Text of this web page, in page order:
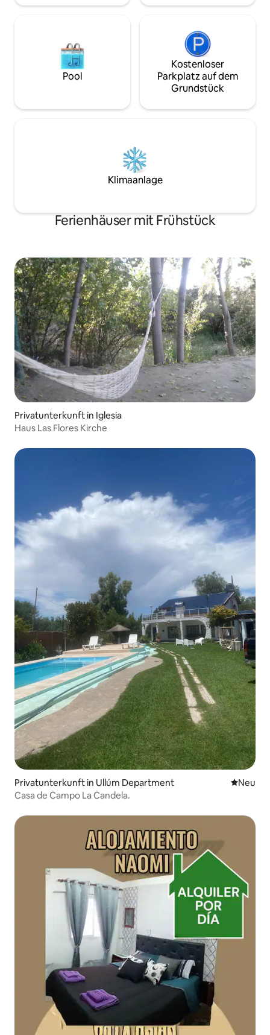
Pool
Kostenloser
Parkplatz auf dem
Grundstück
Klimaanlage
Ferienhäuser mit Frühstück
Privatunterkunft in Iglesia
Haus Las Flores Kirche
Privatunterkunft in Ullúm Department Neue
Neu
Casa de Campo La Candela.